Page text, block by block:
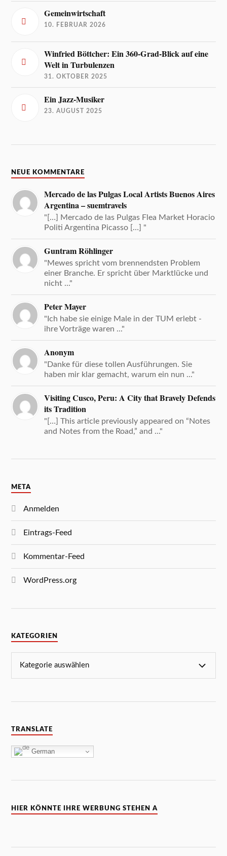
Gemeinwirtschaft
10. FEBRUAR 2026
Winfried Böttcher: Ein 360-Grad-Blick auf eine
Welt in Turbulenzen
31. OKTOBER 2025
Ein Jazz-Musiker
23. AUGUST 2025
NEUE KOMMENTARE
Mercado de las Pulgas Local Artists Buenos Aires
Argentina – suemtravels
"[…] Mercado de las Pulgas Flea Market Horacio
Politi Argentina Picasso […] "
Guntram Röhlinger
"Mewes spricht vom brennendsten Problem
einer Branche. Er spricht über Marktlücke und
nicht ..."
Peter Mayer
"Ich habe sie einige Male in der TUM erlebt -
ihre Vorträge waren ..."
Anonym
"Danke für diese tollen Ausführungen. Sie
haben mir klar gemacht, warum ein nun ..."
Visiting Cusco, Peru: A City that Bravely Defends
its Tradition
"[…] This article previously appeared on “Notes
and Notes from the Road,” and ..."
META
Anmelden
Eintrags-Feed
Kommentar-Feed
WordPress.org
KATEGORIEN
TRANSLATE
German
HIER KÖNNTE IHRE WERBUNG STEHEN A